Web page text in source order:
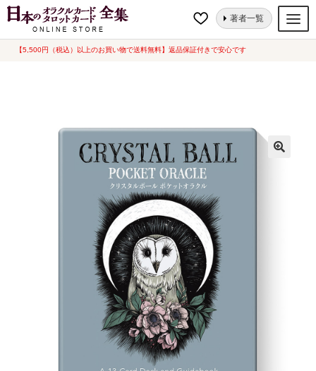
【5,500円（税込）以上のお買い物で送料無料】返品保証付きで安心です
ナ
コ
著者一覧
オラクルカード
カード関連グッズ
ホーム オラクルカード 人生・哲学
クリスタルボール ポケットオラク
ル（2025年10月発売）